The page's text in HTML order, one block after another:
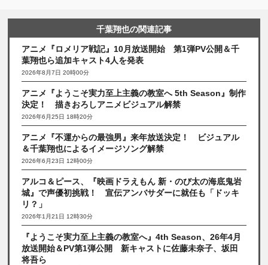
千葉翔也の関連記事
アニメ『ロメリア戦記』10月放送開始 第1弾PV公開＆千
葉翔也ら追加キャスト4人を発表
2026年8月7日 20時00分
アニメ『ようこそ実力至上主義の教室へ 5th Season』制作
決定！ 描きおろしアニメビジュアル解禁
2026年6月25日 18時20分
アニメ『不運からの最強男』来年放送決定！ ビジュアル
＆千葉翔也によるイメージソング解禁
2026年6月23日 12時00分
アルコ＆ピース、『映画ドラえもん 新・のび太の海底鬼岩
城』で声優初挑戦！ 宣伝アンバサダーに就任も「ドッキ
リ？」
2026年1月21日 12時30分
『ようこそ実力至上主義の教室へ』4th Season、26年4月
放送開始＆PV第1弾公開 新キャストに佐藤未奈子、坂田
将吾ら